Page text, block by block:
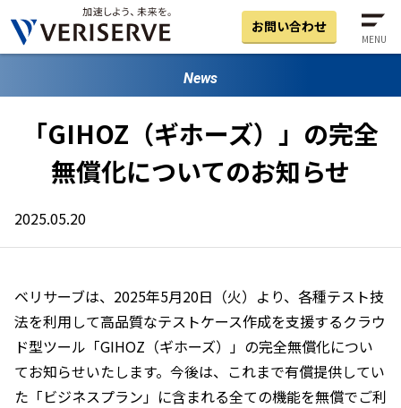
お問い合わせ
MENU
News
「GIHOZ（ギホーズ）」の完全
無償化についてのお知らせ
2025.05.20
ベリサーブは、2025年5月20日（火）より、各種テスト技
法を利用して高品質なテストケース作成を支援するクラウ
ド型ツール「GIHOZ（ギホーズ）」の完全無償化につい
てお知らせいたします。今後は、これまで有償提供してい
た「ビジネスプラン」に含まれる全ての機能を無償でご利